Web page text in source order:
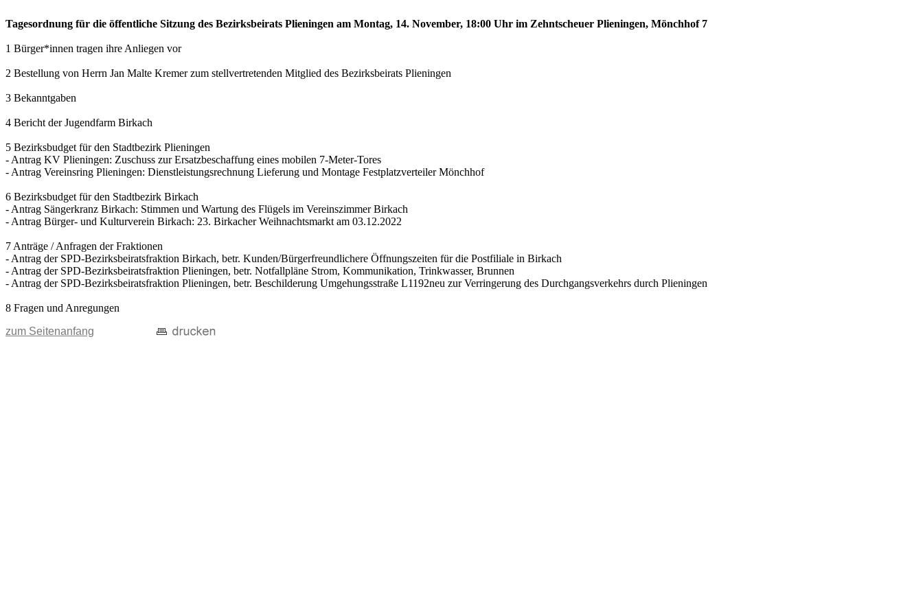
Tagesordnung für die öffentliche Sitzung des Bezirksbeirats Plieningen am Montag, 14. November, 18:00 Uhr im Zehntscheuer Plieningen, Mönchhof 7
1 Bürger*innen tragen ihre Anliegen vor
2 Bestellung von Herrn Jan Malte Kremer zum stellvertretenden Mitglied des Bezirksbeirats Plieningen
3 Bekanntgaben
4 Bericht der Jugendfarm Birkach
5 Bezirksbudget für den Stadtbezirk Plieningen
- Antrag KV Plieningen: Zuschuss zur Ersatzbeschaffung eines mobilen 7-Meter-Tores
- Antrag Vereinsring Plieningen: Dienstleistungsrechnung Lieferung und Montage Festplatzverteiler Mönchhof
6 Bezirksbudget für den Stadtbezirk Birkach
- Antrag Sängerkranz Birkach: Stimmen und Wartung des Flügels im Vereinszimmer Birkach
- Antrag Bürger- und Kulturverein Birkach: 23. Birkacher Weihnachtsmarkt am 03.12.2022
7 Anträge / Anfragen der Fraktionen
- Antrag der SPD-Bezirksbeiratsfraktion Birkach, betr. Kunden/Bürgerfreundlichere Öffnungszeiten für die Postfiliale in Birkach
- Antrag der SPD-Bezirksbeiratsfraktion Plieningen, betr. Notfallpläne Strom, Kommunikation, Trinkwasser, Brunnen
- Antrag der SPD-Bezirksbeiratsfraktion Plieningen, betr. Beschilderung Umgehungsstraße L1192neu zur Verringerung des Durchgangsverkehrs durch Plieningen
8 Fragen und Anregungen
zum Seitenanfang